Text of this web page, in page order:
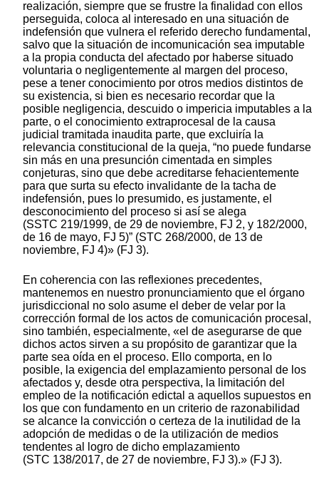
realización, siempre que se frustre la finalidad con ellos
perseguida, coloca al interesado en una situación de
indefensión que vulnera el referido derecho fundamental,
salvo que la situación de incomunicación sea imputable
a la propia conducta del afectado por haberse situado
voluntaria o negligentemente al margen del proceso,
pese a tener conocimiento por otros medios distintos de
su existencia, si bien es necesario recordar que la
posible negligencia, descuido o impericia imputables a la
parte, o el conocimiento extraprocesal de la causa
judicial tramitada inaudita parte, que excluiría la
relevancia constitucional de la queja, “no puede fundarse
sin más en una presunción cimentada en simples
conjeturas, sino que debe acreditarse fehacientemente
para que surta su efecto invalidante de la tacha de
indefensión, pues lo presumido, es justamente, el
desconocimiento del proceso si así se alega
(SSTC 219/1999, de 29 de noviembre, FJ 2, y 182/2000,
de 16 de mayo, FJ 5)” (STC 268/2000, de 13 de
noviembre, FJ 4)» (FJ 3).
En coherencia con las reflexiones precedentes,
mantenemos en nuestro pronunciamiento que el órgano
jurisdiccional no solo asume el deber de velar por la
corrección formal de los actos de comunicación procesal,
sino también, especialmente, «el de asegurarse de que
dichos actos sirven a su propósito de garantizar que la
parte sea oída en el proceso. Ello comporta, en lo
posible, la exigencia del emplazamiento personal de los
afectados y, desde otra perspectiva, la limitación del
empleo de la notificación edictal a aquellos supuestos en
los que con fundamento en un criterio de razonabilidad
se alcance la convicción o certeza de la inutilidad de la
adopción de medidas o de la utilización de medios
tendentes al logro de dicho emplazamiento
(STC 138/2017, de 27 de noviembre, FJ 3).» (FJ 3).